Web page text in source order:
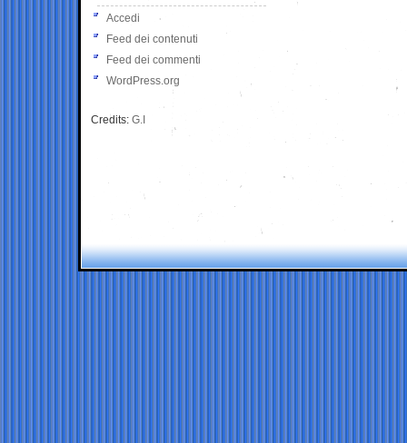
Accedi
Feed dei contenuti
Feed dei commenti
WordPress.org
Credits: G.I